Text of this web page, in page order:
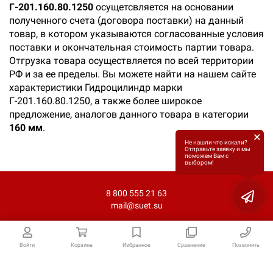
Войти Корзина Избранное Сравнение Позвонить
Г-201.160.80.1250 осущетсвляется на основании
полученного счета (договора поставки) на данный
товар, в котором указываются согласованные условия
поставки и окончательная стоимость партии товара.
Отгрузка товара осуществляется по всей территории
РФ и за ее пределы. Вы можете найти на нашем сайте
характеристики Гидроцилиндр марки
Г-201.160.80.1250, а также более широкое
предложение, аналогов данного товара в категории
160 мм.
8 800 555 21 63
mail@suet.su
Не нашли что искали?
Отправьте заявку и мы
поможем Вам с
выбором!
×